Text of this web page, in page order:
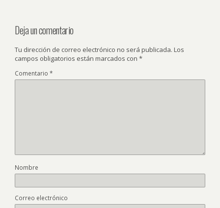
Deja un comentario
Tu dirección de correo electrónico no será publicada. Los
campos obligatorios están marcados con *
Comentario *
Nombre
Correo electrónico